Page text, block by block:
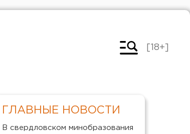
[18+]
ГЛАВНЫЕ НОВОСТИ
В свердловском минобразования